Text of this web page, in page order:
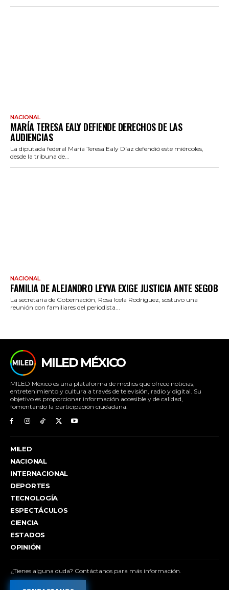
NACIONAL
MARÍA TERESA EALY DEFIENDE DERECHOS DE LAS
AUDIENCIAS
La diputada federal María Teresa Ealy Díaz defendió este miércoles,
desde la tribuna de...
NACIONAL
FAMILIA DE ALEJANDRO LEYVA EXIGE JUSTICIA ANTE SEGOB
La secretaria de Gobernación, Rosa Icela Rodríguez, sostuvo una
reunión con familiares del periodista...
MILED MÉXICO
MILED México es una plataforma de medios que ofrece noticias,
entretenimiento y cultura a través de televisión, radio y digital. Su
objetivo es proporcionar información accesible y de calidad,
fomentando la participación ciudadana.
MILED
NACIONAL
INTERNACIONAL
DEPORTES
TECNOLOGÍA
ESPECTÁCULOS
CIENCIA
ESTADOS
OPINIÓN
¿Tienes alguna duda? Contáctanos para más información.